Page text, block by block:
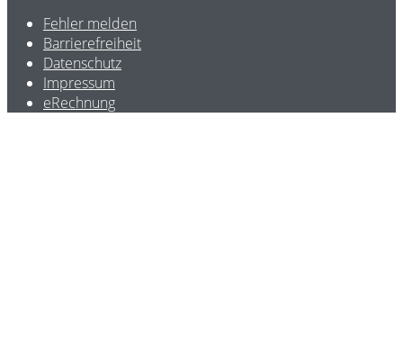
Fehler melden
Barrierefreiheit
Datenschutz
Impressum
eRechnung